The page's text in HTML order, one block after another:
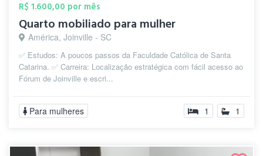
R$ 1.600,00 por mês
Quarto mobiliado para mulher
América, Joinville - SC
✅ Estudos: A poucos passos da Faculdade Católica de Santa
Catarina. ✅ Carreira: Localização estratégica com fácil acesso ao
Fórum de Joinville e escri...
Para mulheres 1 1